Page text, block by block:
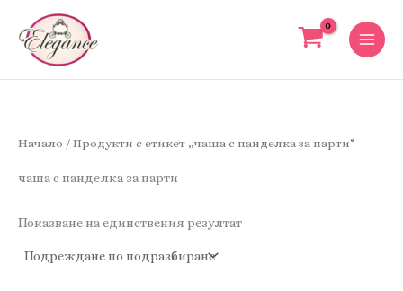
content
Начало / Продукти с етикет „чаша с панделка за парти“
чаша с панделка за парти
Показване на единствения резултат